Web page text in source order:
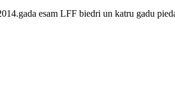
esam LFF biedri un katru gadu